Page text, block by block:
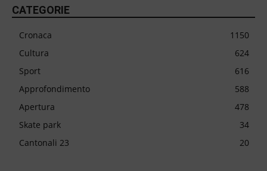
CATEGORIE
Cronaca
1150
Cultura
624
Sport
616
Approfondimento
588
Apertura
478
Skate park
34
Cantonali 23
20